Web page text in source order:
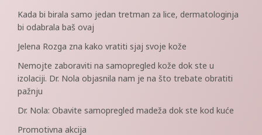
Kada bi birala samo jedan tretman za lice, dermatologinja
bi odabrala baš ovaj
Jelena Rozga zna kako vratiti sjaj svoje kože
Nemojte zaboraviti na samopregled kože dok ste u
izolaciji. Dr. Nola objasnila nam je na što trebate obratiti
pažnju
Dr. Nola: Obavite samopregled madeža dok ste kod kuće
Promotivna akcija